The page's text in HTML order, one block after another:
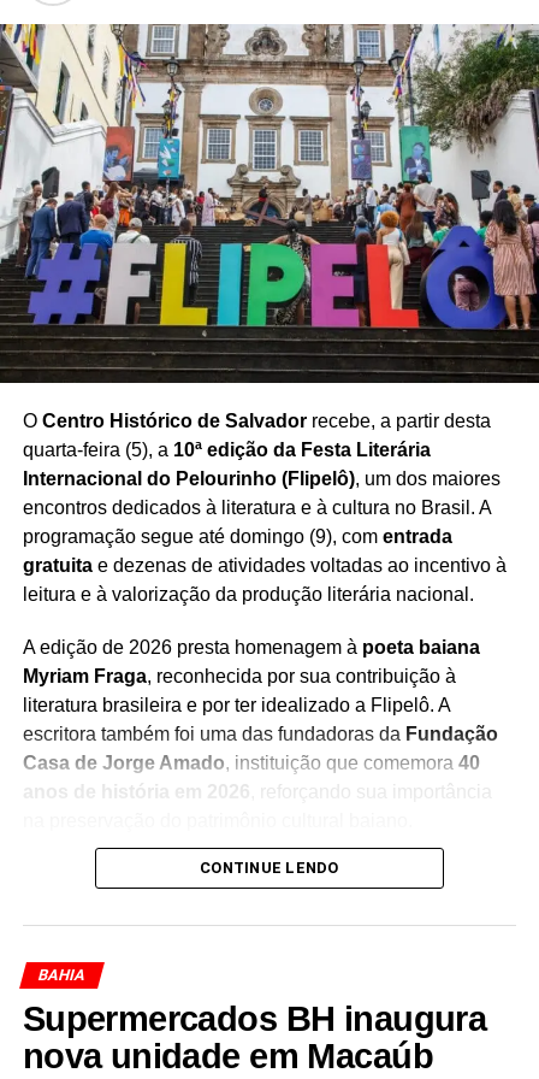
o domínio de ferramentas digitais e o uso estratégico da
inteligência artificial no mercado imobiliárioganham
espaço nas relações entre corretores, empresas e
consumidores.
O seminário também destacou a importância da
capacitação profissional para acompanhar as novas
demandas do mercado e utilizar a tecnologia como aliada
na construção de estratégias mais eficientes de
negociação e atendimento.
Com a realização do encontro,Salvador se consolida
como espaço de debate sobre inovação e tendências
para o mercado imobiliário baiano
, aproximando
profissionais e empresas em torno dos desafios e
oportunidades trazidos pela transformação digital.
Redação Saiba+
O Centro Histórico de Salvadorrecebe, a partir desta
quarta-feira (5), a 10ª edição da Festa Literária
Internacional do Pelourinho (Flipelô), um dos maiores
encontros dedicados à literatura e à cultura no Brasil. A
programação segue até domingo (9), com entrada
gratuitae dezenas de atividades voltadas ao incentivo à
leitura e à valorização da produção literária nacional.
A edição de 2026 presta homenagem à poeta baiana
Myriam Fraga, reconhecida por sua contribuição à
literatura brasileira e por ter idealizado a Flipelô. A
escritora também foi uma das fundadoras da Fundação
Casa de Jorge Amado, instituição que comemora 40
anos de história em 2026 , reforçando sua importância
Durante os cinco dias de evento, moradores e turistas
que incluimesas de debates, bate-papos com
escritores, lançamentos de livros, oficinas, saraus,
contações de histórias, exposições, apresentações
musicais e atividades especiais para crianças e
jovens. A iniciativa busca aproximar o público da
CONTINUE LENDO
BAHIA
Supermercados BH inaugura
nova unidade em Macaúb